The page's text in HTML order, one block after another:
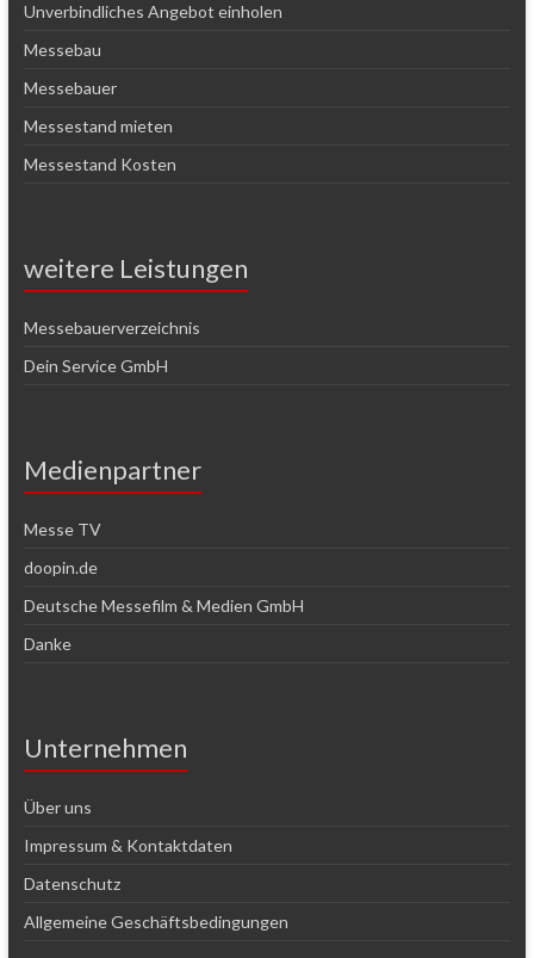
Unverbindliches Angebot einholen
Messebau
Messebauer
Messestand mieten
Messestand Kosten
weitere Leistungen
Messebauerverzeichnis
Dein Service GmbH
Medienpartner
Messe TV
doopin.de
Deutsche Messefilm & Medien GmbH
Danke
Unternehmen
Über uns
Impressum & Kontaktdaten
Datenschutz
Allgemeine Geschäftsbedingungen